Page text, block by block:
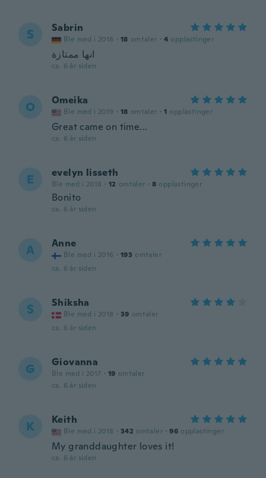
S Sabrin
Ble med i 2016 · 18 omtaler · 4 opplastinger
انها ممتازة
ca. 6 år siden
O Omeika
Ble med i 2019 · 18 omtaler · 1 opplastinger
Great came on time...
ca. 6 år siden
E evelyn lisseth
Ble med i 2018 · 12 omtaler · 8 opplastinger
Bonito
ca. 6 år siden
A Anne
Ble med i 2016 · 193 omtaler
ca. 6 år siden
S Shiksha
Ble med i 2018 · 39 omtaler
ca. 6 år siden
G Giovanna
Ble med i 2017 · 19 omtaler
ca. 6 år siden
K Keith
Ble med i 2018 · 342 omtaler · 96 opplastinger
My granddaughter loves it!
ca. 6 år siden